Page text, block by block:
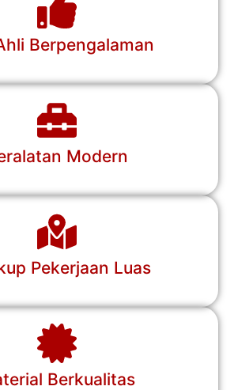
Berpengalaman
Modern
Pekerjaan Luas
Berkualitas